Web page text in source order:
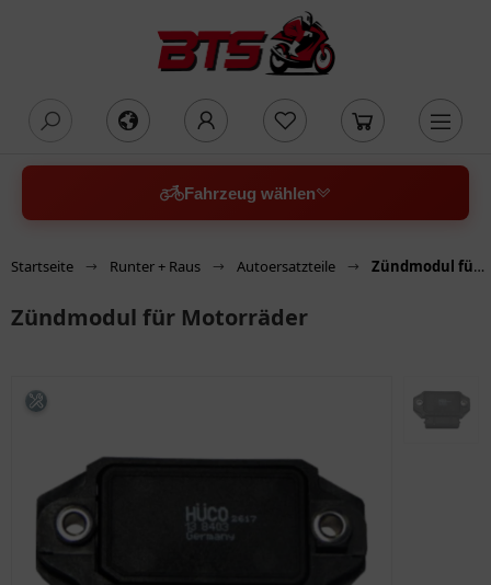
Fahrzeug wählen
Startseite Runter + Raus Autoersatzteile Zündmodul für Motorräder
Zündmodul für Motorräder